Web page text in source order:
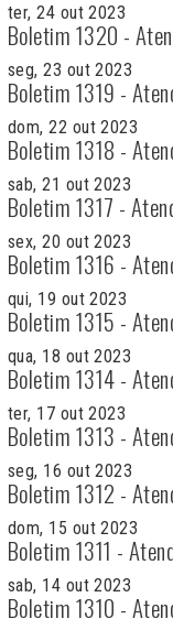
ter, 24 out 2023
Boletim 1320 -
seg, 23 out 2023
Boletim 1319 -
dom, 22 out 2023
Boletim 1318 -
sab, 21 out 2023
Boletim 1317 -
sex, 20 out 2023
Boletim 1316 -
qui, 19 out 2023
Boletim 1315 -
qua, 18 out 2023
Boletim 1314 -
ter, 17 out 2023
Boletim 1313 -
seg, 16 out 2023
Boletim 1312 -
dom, 15 out 2023
Boletim 1311 -
sab, 14 out 2023
Boletim 1310 -